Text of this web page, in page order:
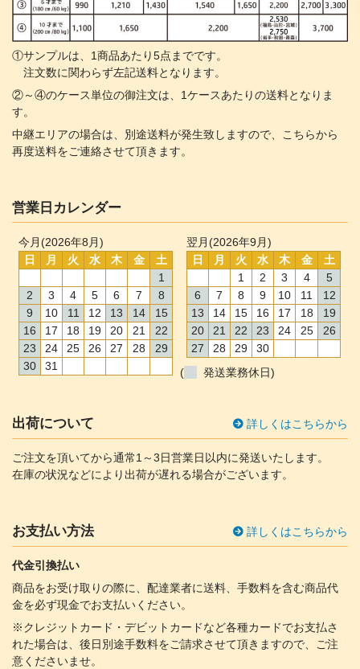
①サンプルは、1商品あたり5点までです。
注文数に関わらず左記送料となります。
②～④のケース単位の御注文は、1ケースあたりの送料となりま
す。
中継エリアの場合は、別途送料が発生致しますので、こちらから
再度送料をご連絡させて頂きます。
営業日カレンダー
今月(2026年8月)
日
月 火 水 木 金
土
1
2
3 4 5 6 7
8
9
10 11 12 13 14
15
16
17 18 19 20 21
22
23
24 25 26 27 28
29
30
31
翌月(2026年9月)
日
月 火 水 木 金
土
1
2 3 4
5
6
7 8 9 10 11
12
13
14 15 16 17 18
19
20
21 22 23 24 25
26
27
28 29
30
(
発送業務休日)
出荷について 詳しくはこちらから
ご注文を頂いてから通常1～3日営業日以内に発送いたします。
在庫の状況などにより出荷が遅れる場合がございます。
お支払い方法 詳しくはこちらから
代金引換払い
商品をお受け取りの際に、配達業者に送料、手数料を含む商品代
金を必ず現金でお支払いください。
※クレジットカード・デビットカードなど各種カードでお支払さ
れた場合は、後日別途手数料をご請求させて頂きますので、ご注
意くださいませ。